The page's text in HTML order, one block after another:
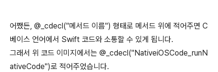
어쨌든, @_cdecl("메서드 이름") 형태로 메서드 위에 적어주면 C
베이스 언어에서 Swift 코드와 소통할 수 있게 됩니다.
그래서 위 코드 이미지에서는 @_cdecl("NativeiOSCode_runN
ativeCode")로 적어주었습니다.